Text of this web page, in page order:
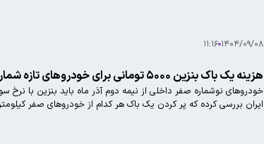
۱۴۰۴/۰۹/۰۸ ۱۱:۱۶
هزینه یک باک بنزین ۵۰۰۰ تومانی برای خودروهای تازه شماره گذاری شده داخلی چقدر است؟ + جدول
ایران بررسی کرده که پر کردن یک باک هر کدام از خودروهای صفر کیلومتر داخلی با بنزین ۵۰۰۰ تومانی